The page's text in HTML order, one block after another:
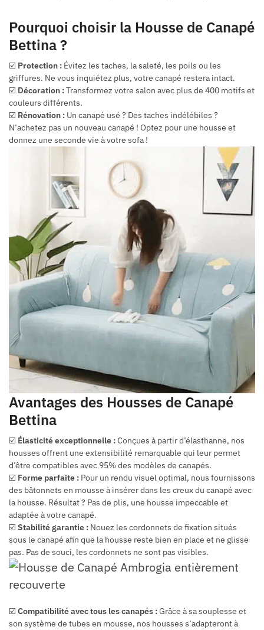
Pourquoi choisir la Housse de Canapé
Bettina ?
☑️ Protection : Évitez les taches, la saleté, les poils ou les
griffures. Ne vous inquiétez plus, votre canapé restera intact.
☑️ Décoration :Transformez votre salon avec plus de 400 motifs et
couleurs différents.
☑️ Rénovation : Un canapé usé ? Des taches indélébiles ?
N’achetez pas un nouveau canapé ! Optez pour une housse et
donnez une seconde vie à votre sofa !
Avantages des Housses de Canapé
Bettina
☑️ Élasticité exceptionnelle :Conçues à partir d’élasthanne, nos
housses offrent une extensibilité remarquable qui leur permet
d’être compatibles avec 95% des modèles de canapés.
☑️ Forme parfaite : Pour un rendu visuel optimal, nous fournissons
des bâtonnets en mousse à insérer dans les creux du canapé avec
la housse. Résultat ? Pas de plis, une housse impeccable et
adaptée à votre canapé.
☑️ Stabilité garantie : Nouez les cordonnets de fixation situés
sous le canapé afin que la housse reste bien en place et ne glisse
pas. Pas de souci, les cordonnets ne sont pas visibles.
☑️ Compatibilité avec tous les canapés :Grâce à sa souplesse et
son système de tubes en mousse, nos housses s’adapteront à